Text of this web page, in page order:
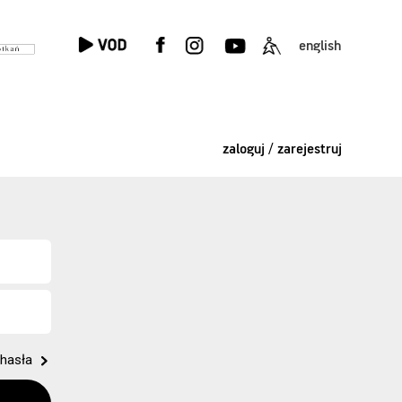
english
zaloguj / zarejestruj